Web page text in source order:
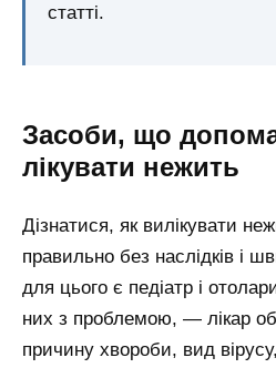
статті.
Засоби, що
лікувати нежить
Дізнатися, як вилікувати
правильно без наслідків і
для цього є педіатр і
них з проблемою, — лікар
причину хвороби, вид